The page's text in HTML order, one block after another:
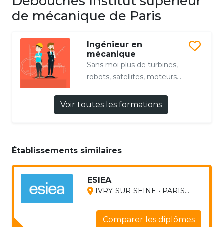
de mécanique de Paris
Ingénieur en
mécanique
Sans moi plus de turbines,
robots, satellites, moteurs...
Voir toutes les formations
Établissements similaires
ESIEA
IVRY-SUR-SEINE • PARIS...
Comparer les diplômes